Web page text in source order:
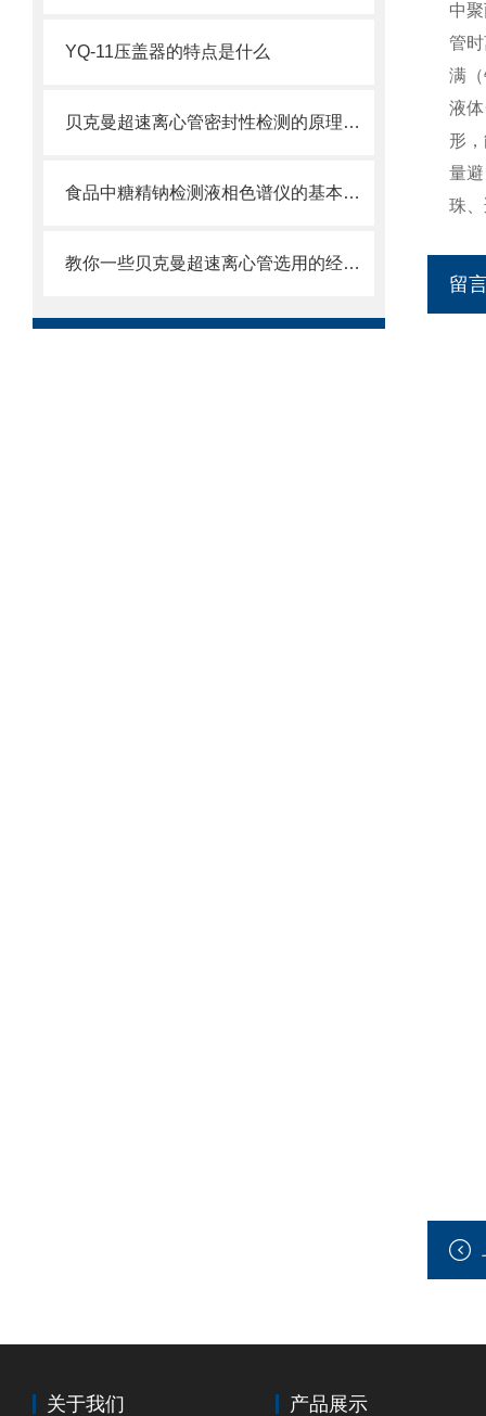
YQ-11压盖器的特点是什么
贝克曼超速离心管密封性检测的原理及方法是什么
食品中糖精钠检测液相色谱仪的基本功能
教你一些贝克曼超速离心管选用的经验技巧
中
管
满
液
形
量
珠
留
关于我们 产品展示